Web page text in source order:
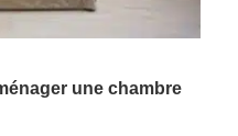
une chambre